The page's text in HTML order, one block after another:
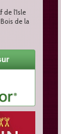
de l'Isle
de la